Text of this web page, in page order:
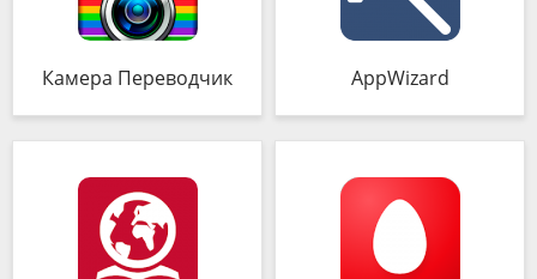
Камера Переводчик AppWizard